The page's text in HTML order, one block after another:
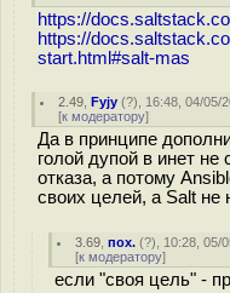
https://
https://
start.html#salt-mas
2.49 ,Fyjy (?), 16:48, 04/05/
[к модератору]
Да в принципе
голой дупой в инет не
отказа, а потому
своих целей, а Salt не
3.69 ,пох. (?), 10:28, 05/
[к модератору]
если "своя цель" -